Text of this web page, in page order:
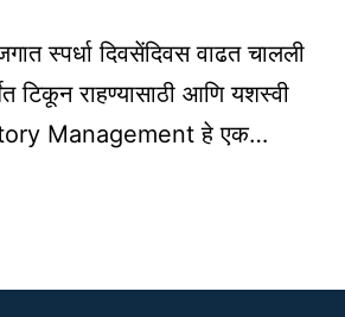
स्पर्धा दिवसेंदिवस वाढत चालली
टिकून राहण्यासाठी आणि यशस्वी
Management हे एक…